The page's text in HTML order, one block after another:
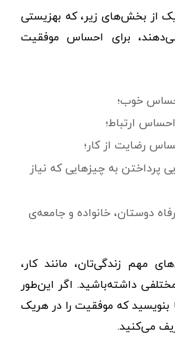
از بخش‌های زیر، که بهزیستی
برای احساس موفقیت
خوب؛
احساس ارتباط؛
رضایت از کار؛
پرداختن به چیزهایی که نیاز
رفاه دوستان، خانواده و جامعه‌ی
مهم زندگی‌تان، مانند کار،
داشته‌باشید. اگر این‌طور
بنویسید که موفقیت را در هریک
می‌کنید.